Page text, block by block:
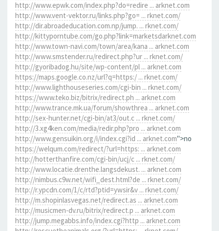
http://www.epwk.com/index.php?do=redire ... arknet.com
http://www.vent-vektor.ru/links.php?go= ... rknet.com/
http://dir.abroadeducation.com.np/jump. ... rknet.com/
http://kittyporntube.com/go.php?link=marketsdarknet.com
http://www.town-navi.com/town/area/kana ... arknet.com
http://www.smstender.ru/redirect.php?ur ... rknet.com/
http://gyoribadog.hu/site/wp-content/pl ... arknet.com
https://maps.google.co.nz/url?q=https:/ ... rknet.com/
http://www.lighthouseseries.com/cgi-bin ... rknet.com/
https://www.teko.biz/bitrix/redirect.ph ... arknet.com
http://www.trance.mk.ua/forum/showthrea ... arknet.com
http://sex-hunter.net/cgi-bin/at3/out.c ... rknet.com/
http://3.xg4ken.com/media/redir.php?pro ... arknet.com
http://www.gensuikin.org/i/index.cgi?id ... arknet.com">no
https://welqum.com/redirect/?url=https: ... arknet.com
http://hotterthanfire.com/cgi-bin/ucj/c ... rknet.com/
http://www.locatie.drenthe.langsdekust. ... arknet.com
http://nimbus.c9w.net/wifi_dest.html?de ... rknet.com/
http://r.ypcdn.com/1/c/rtd?ptid=ywsir&v ... rknet.com/
http://m.shopinlasvegas.net/redirect.as ... arknet.com
http://musicmen-dv.ru/bitrix/redirect.p ... arknet.com
http://jump.megabbs.info/index.cgi?http ... arknet.com